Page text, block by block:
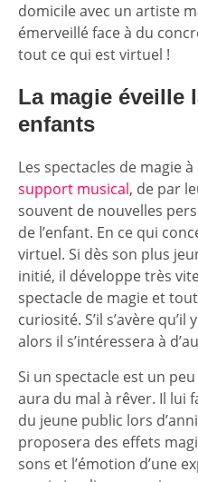
domicile avec un artiste
émerveillé face à du
tout ce qui est virtuel !
La magie éveille
enfants
Les spectacles de magie
support musical, de par
souvent de nouvelles
de l’enfant. En ce qui
virtuel. Si dès son plus
initié, il développe très
spectacle de magie et
curiosité. S’il s’avère
alors il s’intéressera à
Si un spectacle est un
aura du mal à rêver. Il lui
du jeune public lors
proposera des effets
sons et l’émotion d’une